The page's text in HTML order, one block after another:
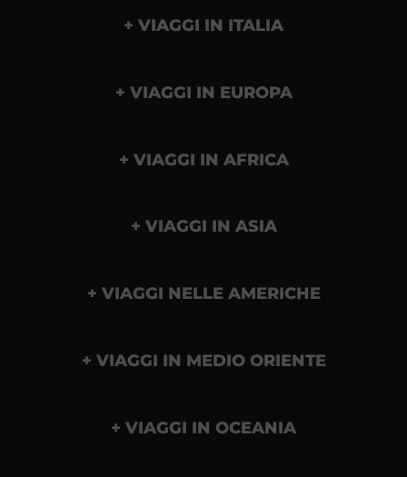
VIAGGI IN ITALIA
VIAGGI IN EUROPA
VIAGGI IN AFRICA
VIAGGI IN ASIA
VIAGGI NELLE AMERICHE
VIAGGI IN MEDIO ORIENTE
VIAGGI IN OCEANIA